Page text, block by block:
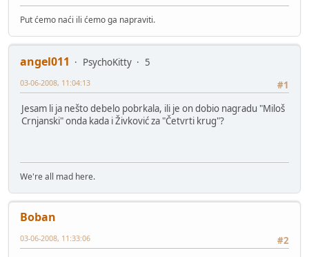
Put ćemo naći ili ćemo ga napraviti.
angel011 PsychoKitty
5
#1
03-06-2008, 11:04:13
Jesam li ja nešto debelo pobrkala, ili je on dobio nagradu "Miloš
Crnjanski" onda kada i Živković za "Četvrti krug"?
We're all mad here.
Boban
#2
03-06-2008, 11:33:06